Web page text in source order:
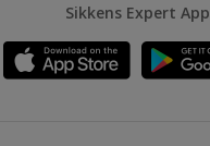
Sikkens Expert App